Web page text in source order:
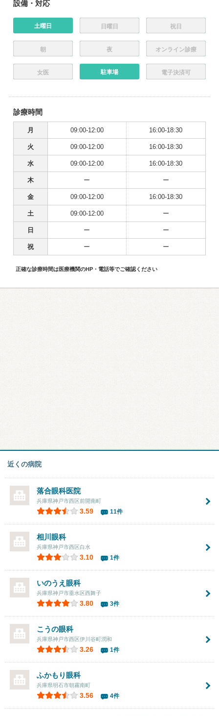
設備・対応
土曜日 日曜日 祝日
朝 夜 オンライン診療
女医 駐車場 電子決済可
診療時間
月 09:00-12:00 16:00-18:30
火 09:00-12:00 16:00-18:30
水 09:00-12:00 16:00-18:30
木 ー ー
金 09:00-12:00 16:00-18:30
土 09:00-12:00 ー
日 ー ー
祝 ー ー
正確な診療時間は医療機関のHP・電話等でご確認ください
近くの病院
落合眼科医院
兵庫県神戸市西区前開南町
3.59 11件
相川眼科
兵庫県神戸市西区白水
3.10 1件
いのうえ眼科
兵庫県神戸市垂水区西舞子
3.80 3件
こうの眼科
兵庫県神戸市西区伊川谷町潤和
3.26 1件
ふかもり眼科
兵庫県明石市朝霧南町
3.56 4件